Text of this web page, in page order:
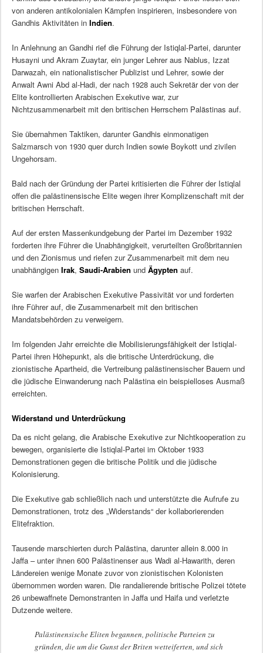
von anderen antikolonialen Kämpfen inspirieren, insbesondere von
Gandhis Aktivitäten in Indien.
In Anlehnung an Gandhi rief die Führung der Istiqlal-Partei, darunter
Husayni und Akram Zuaytar, ein junger Lehrer aus Nablus, Izzat
Darwazah, ein nationalistischer Publizist und Lehrer, sowie der
Anwalt Awni Abd al-Hadi, der nach 1928 auch Sekretär der von der
Elite kontrollierten Arabischen Exekutive war, zur
Nichtzusammenarbeit mit den britischen Herrschern Palästinas auf.
Sie übernahmen Taktiken, darunter Gandhis einmonatigen
Salzmarsch von 1930 quer durch Indien sowie Boykott und zivilen
Ungehorsam.
Bald nach der Gründung der Partei kritisierten die Führer der Istiqlal
offen die palästinensische Elite wegen ihrer Komplizenschaft mit der
britischen Herrschaft.
Auf der ersten Massenkundgebung der Partei im Dezember 1932
forderten ihre Führer die Unabhängigkeit, verurteilten Großbritannien
und den Zionismus und riefen zur Zusammenarbeit mit dem neu
unabhängigen Irak, Saudi-Arabien und Ägypten auf.
Sie warfen der Arabischen Exekutive Passivität vor und forderten
ihre Führer auf, die Zusammenarbeit mit den britischen
Mandatsbehörden zu verweigern.
Im folgenden Jahr erreichte die Mobilisierungsfähigkeit der Istiqlal-
Partei ihren Höhepunkt, als die britische Unterdrückung, die
zionistische Apartheid, die Vertreibung palästinensischer Bauern und
die jüdische Einwanderung nach Palästina ein beispielloses Ausmaß
erreichten.
Widerstand und Unterdrückung
Da es nicht gelang, die Arabische Exekutive zur Nichtkooperation zu
bewegen, organisierte die Istiqlal-Partei im Oktober 1933
Demonstrationen gegen die britische Politik und die jüdische
Kolonisierung.
Die Exekutive gab schließlich nach und unterstützte die Aufrufe zu
Demonstrationen, trotz des „Widerstands“ der kollaborierenden
Elitefraktion.
Tausende marschierten durch Palästina, darunter allein 8.000 in
Jaffa – unter ihnen 600 Palästinenser aus Wadi al-Hawarith, deren
Ländereien wenige Monate zuvor von zionistischen Kolonisten
übernommen worden waren. Die randalierende britische Polizei tötete
26 unbewaffnete Demonstranten in Jaffa und Haifa und verletzte
Dutzende weitere.
Palästinensische Eliten begannen, politische Parteien zu
gründen, die um die Gunst der Briten wetteiferten, und sich